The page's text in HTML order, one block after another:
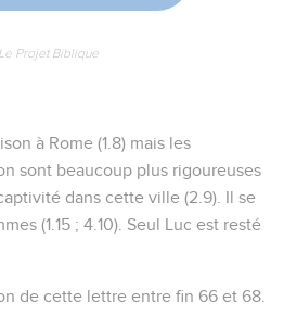
Projet Biblique
à Rome (1.8) mais les
sont beaucoup plus rigoureuses
dans cette ville (2.9). Il se
(1.15 ; 4.10). Seul Luc est resté
de cette lettre entre fin 66 et 68.